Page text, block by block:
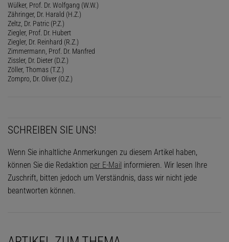
Wülker, Prof. Dr. Wolfgang (W.W.)
Zähringer, Dr. Harald (H.Z.)
Zeltz, Dr. Patric (P.Z.)
Ziegler, Prof. Dr. Hubert
Ziegler, Dr. Reinhard (R.Z.)
Zimmermann, Prof. Dr. Manfred
Zissler, Dr. Dieter (D.Z.)
Zöller, Thomas (T.Z.)
Zompro, Dr. Oliver (O.Z.)
SCHREIBEN SIE UNS!
Wenn Sie inhaltliche Anmerkungen zu diesem Artikel haben,
können Sie die Redaktion per E-Mail informieren. Wir lesen Ihre
Zuschrift, bitten jedoch um Verständnis, dass wir nicht jede
beantworten können.